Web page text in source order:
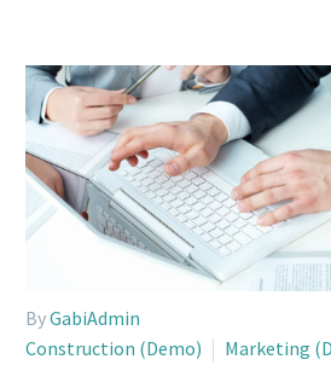
ByGabiAdmin
Construction (Demo)
Marketing